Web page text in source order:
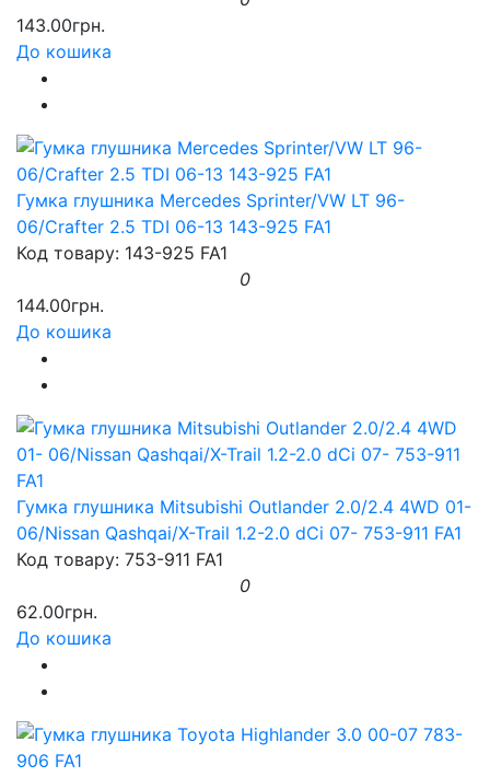
143.00грн.
До кошика
Гумка глушника Mercedes Sprinter/VW LT 96-
06/Crafter 2.5 TDI 06-13 143-925 FA1
Код товару: 143-925 FA1
0
144.00грн.
До кошика
Гумка глушника Mitsubishi Outlander 2.0/2.4 4WD 01-
06/Nissan Qashqai/X-Trail 1.2-2.0 dCi 07- 753-911 FA1
Код товару: 753-911 FA1
0
62.00грн.
До кошика